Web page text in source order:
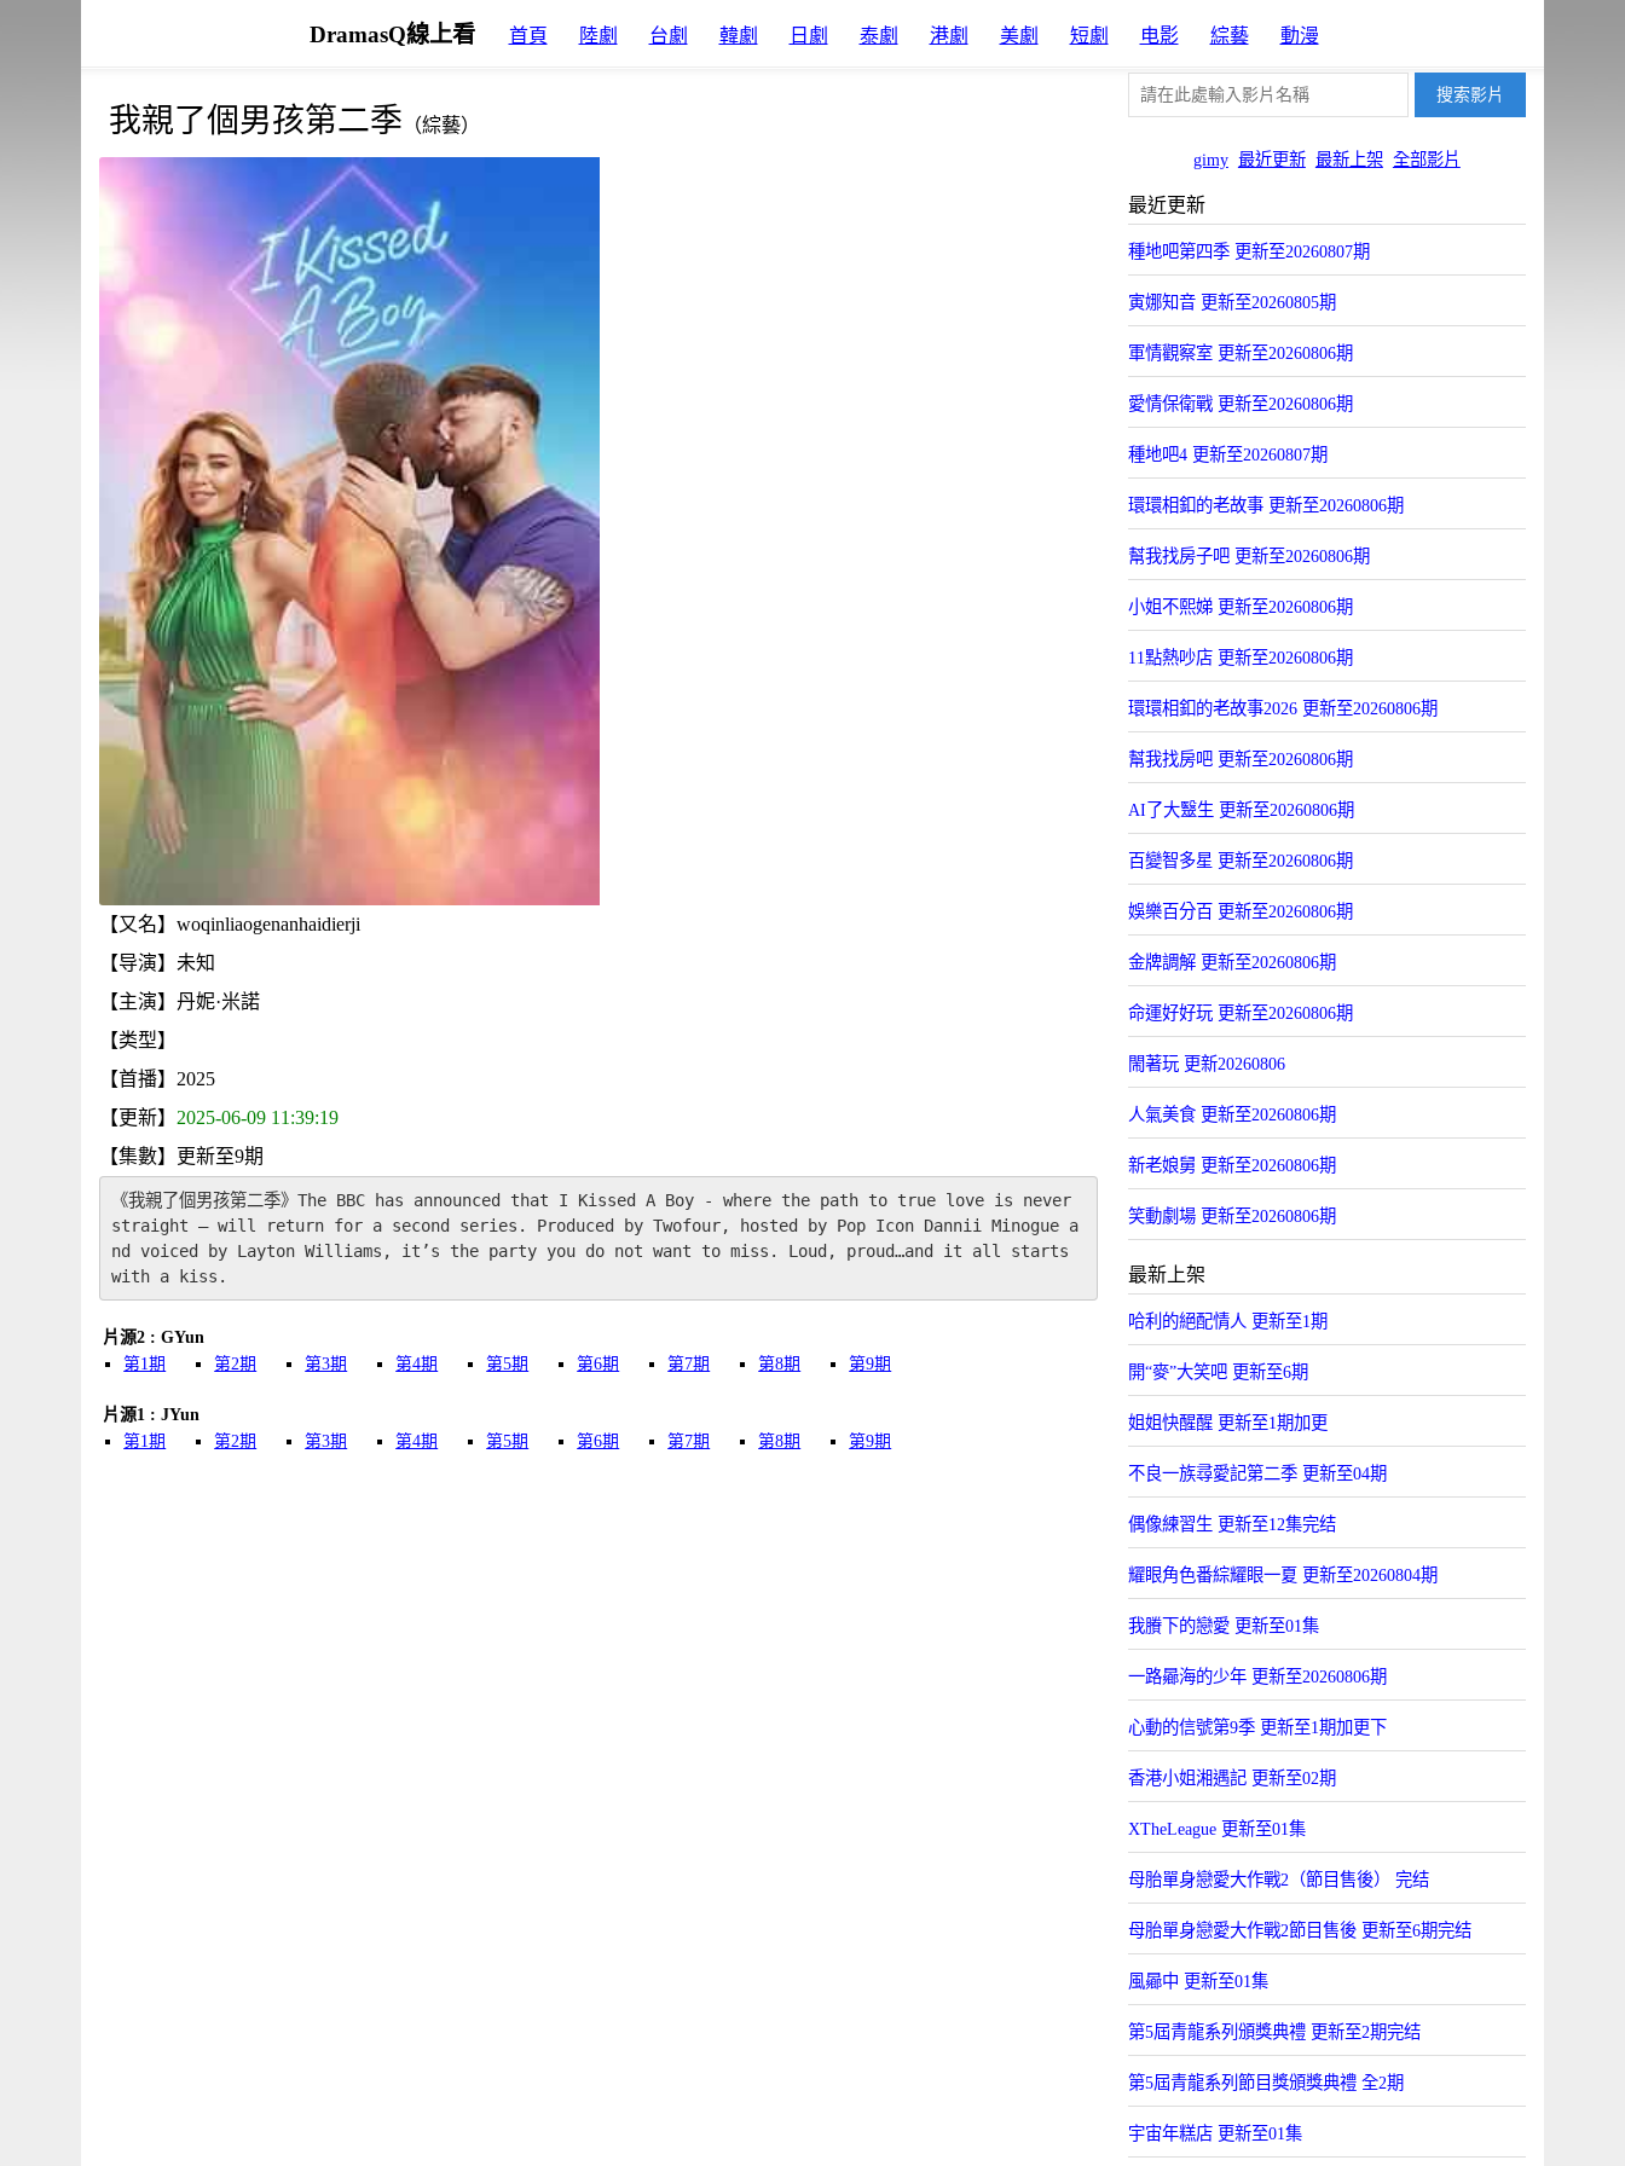
DramasQ線上看 首頁 陸劇 台劇 韓劇 日劇 泰劇 港劇 美劇 短劇 电影 綜藝 動漫
gimy 最近更新 最新上架 全部影片
我親了個男孩第二季 （綜藝）
【又名】woqinliaogenanhaidierji
【导演】未知
【主演】丹妮·米諾
【类型】
【首播】2025
【更新】 2025-06-09 11:39:19
【集數】更新至9期
《我親了個男孩第二季》The BBC has announced that I Kissed A Boy - where the path to true love is never
straight – will return for a second series. Produced by Twofour, hosted by Pop Icon Dannii Minogue a
nd voiced by Layton Williams, it’s the party you do not want to miss. Loud, proud…and it all starts
with a kiss.
片源2 : GYun
第1期
第2期 第3期 第4期 第5期 第6期 第7期 第8期 第9期
片源1 : JYun
第1期
第2期 第3期 第4期 第5期 第6期 第7期 第8期 第9期
最近更新
種地吧第四季 更新至20260807期
寅娜知音 更新至20260805期
軍情觀察室 更新至20260806期
愛情保衛戰 更新至20260806期
種地吧4 更新至20260807期
環環相釦的老故事 更新至20260806期
幫我找房子吧 更新至20260806期
小姐不熙娣 更新至20260806期
11點熱吵店 更新至20260806期
環環相釦的老故事2026 更新至20260806期
幫我找房吧 更新至20260806期
AI了大毉生 更新至20260806期
百變智多星 更新至20260806期
娛樂百分百 更新至20260806期
金牌調解 更新至20260806期
命運好好玩 更新至20260806期
閙著玩 更新20260806
人氣美食 更新至20260806期
新老娘舅 更新至20260806期
笑動劇場 更新至20260806期
最新上架
哈利的絕配情人 更新至1期
開“麥”大笑吧 更新至6期
姐姐快醒醒 更新至1期加更
不良一族尋愛記第二季 更新至04期
偶像練習生 更新至12集完结
耀眼角色番綜耀眼一夏 更新至20260804期
我賸下的戀愛 更新至01集
一路曏海的少年 更新至20260806期
心動的信號第9季 更新至1期加更下
香港小姐湘遇記 更新至02期
XTheLeague 更新至01集
母胎單身戀愛大作戰2（節目售後） 完结
母胎單身戀愛大作戰2節目售後 更新至6期完结
風曏中 更新至01集
第5屆青龍系列頒獎典禮 更新至2期完结
第5屆青龍系列節目獎頒獎典禮 全2期
宇宙年糕店 更新至01集